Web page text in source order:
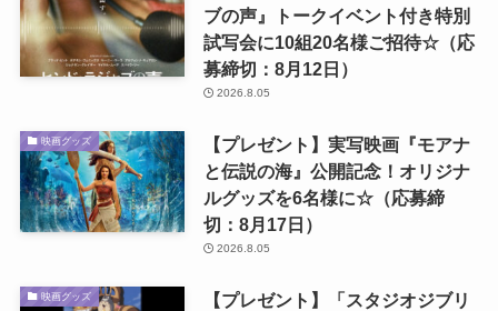
ブの声』トークイベント付き特別
試写会に10組20名様ご招待☆（応
募締切：8月12日）
2026.8.05
映画グッズ
【プレゼント】実写映画『モアナ
と伝説の海』公開記念！オリジナ
ルグッズを6名様に☆（応募締
切：8月17日）
2026.8.05
映画グッズ
【プレゼント】「スタジオジブリ